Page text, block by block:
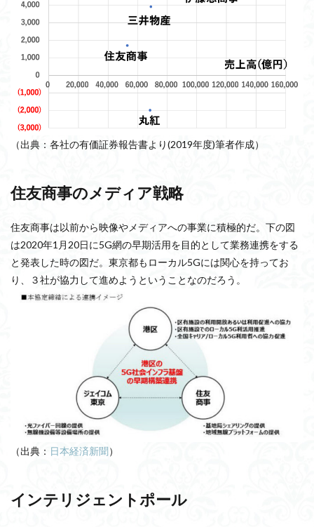
（出典：各社の有価証券報告書より(2019年度)筆者作成）
住友商事のメディア戦略
住友商事は以前から映像やメディアへの事業に積極的だ。下の図
は2020年1月20日に5G網の早期活用を目的として業務連携をする
と発表した時の図だ。東京都もローカル5Gには関心を持ってお
り、３社が協力して進めようということなのだろう。
（出典： 日本経済新聞）
インテリジェントポール